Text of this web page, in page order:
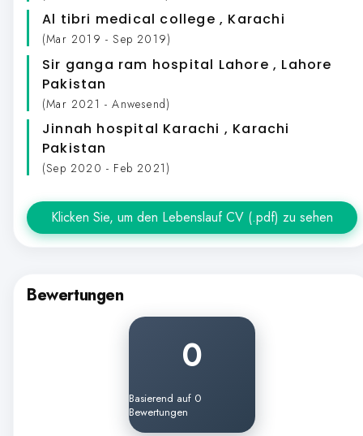
Al tibri medical college , Karachi
(Mar 2019 - Sep 2019)
Sir ganga ram hospital Lahore , Lahore
Pakistan
(Mar 2021 - Anwesend)
Jinnah hospital Karachi , Karachi
Pakistan
(Sep 2020 - Feb 2021)
Klicken Sie, um den Lebenslauf CV (.pdf) zu sehen
Bewertungen
0
Basierend auf 0
Bewertungen